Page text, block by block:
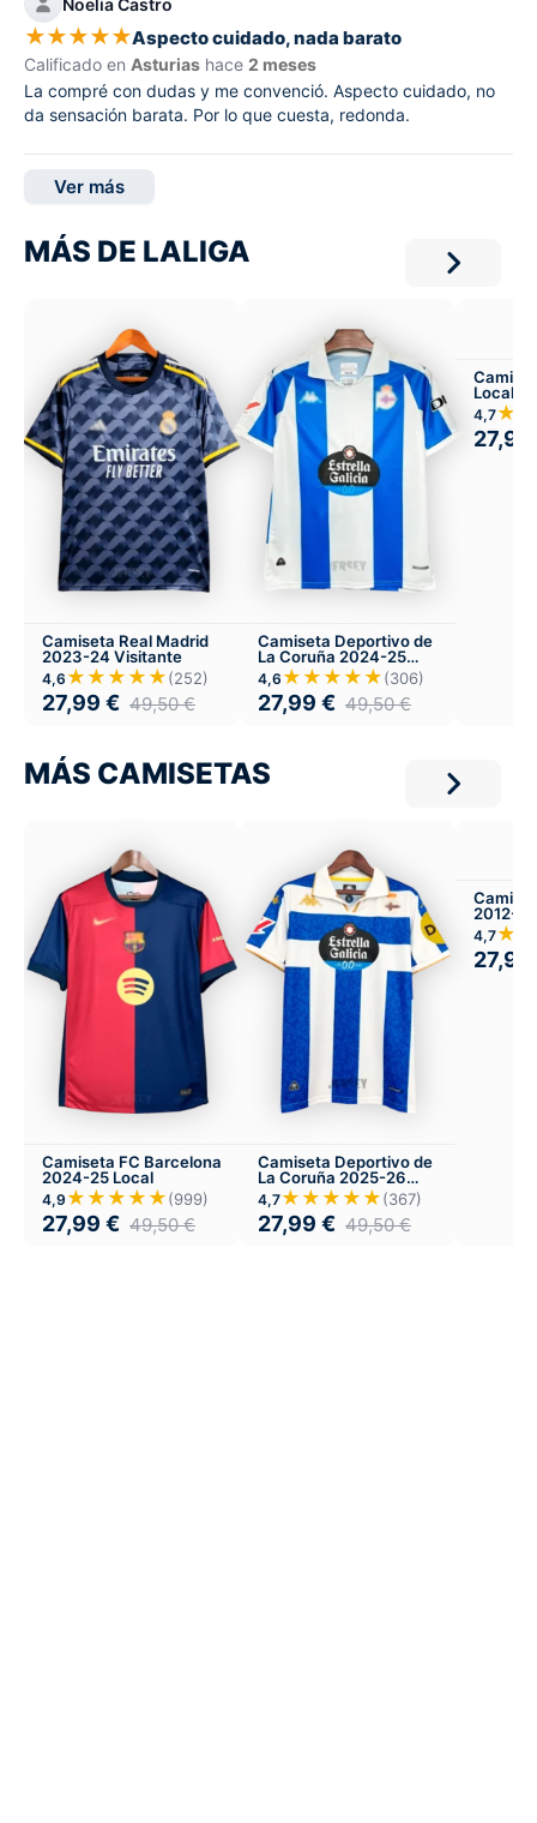
★★★★★Aspecto cuidado, nada barato
Calificado en Asturias hace 2 meses
La compré con dudas y me convenció. Aspecto cuidado, no
da sensación barata. Por lo que cuesta, redonda.
Ver más
MÁS DE LALIGA
Camiseta Real Madrid
2023-24 Visitante
4,6 ★★★★★(252)
27,99 € 49,50€
Camiseta Deportivo de
La Coruña 2024-25
Local
4,6 ★★★★★(306)
27,99 € 49,50€
Local
4,7
27,99
MÁS CAMISETAS
Camiseta FC Barcelona
2024-25 Local
4,9 ★★★★★(999)
27,99 € 49,50€
Camiseta Deportivo de
La Coruña 2025-26
Local
4,7★★★★★(367)
27,99 € 49,50€
2012-
4,7
27,99